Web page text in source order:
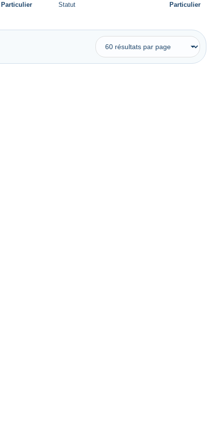
Particulier Statut Particulier